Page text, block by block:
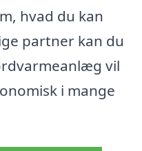
hvad du kan
partner kan du
vil
i mange